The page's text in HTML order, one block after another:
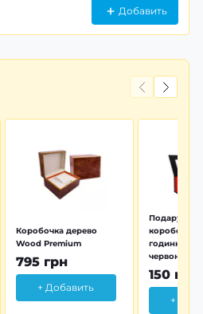
Добавить
Коробочка дерево
Wood Premium
795 грн
+ Добавить
коробочка
годинника
червона
150 грн
+